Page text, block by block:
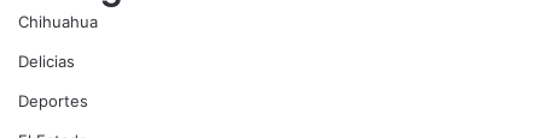
Chihuahua
Delicias
Deportes